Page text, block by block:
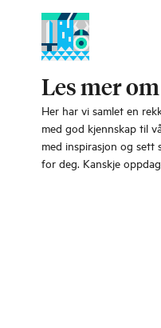
Les mer
Her har vi samlet en
med god kjennskap til
med inspirasjon og sett
for deg. Kanskje